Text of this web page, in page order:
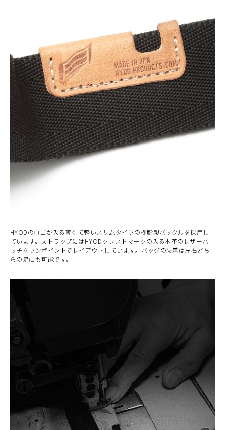
HYODのロゴが入る薄くて軽いスリムタイプの樹脂製バックルを採用し
ています。ストラップにはHYODクレストマークの入る本革のレザーパ
ッチをワンポイントでレイアウトしています。バッグの装着は左右どち
らの足にも可能です。